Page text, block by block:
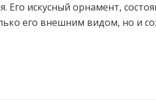
Его искусный орнамент,
его внешним видом, но и